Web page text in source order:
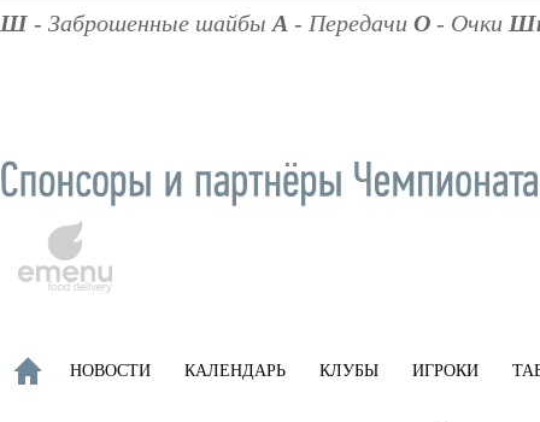
Ш - Заброшенные шайбы А - Передачи О - Очки
НОВОСТИ КАЛЕНДАРЬ КЛУБЫ ИГРОКИ